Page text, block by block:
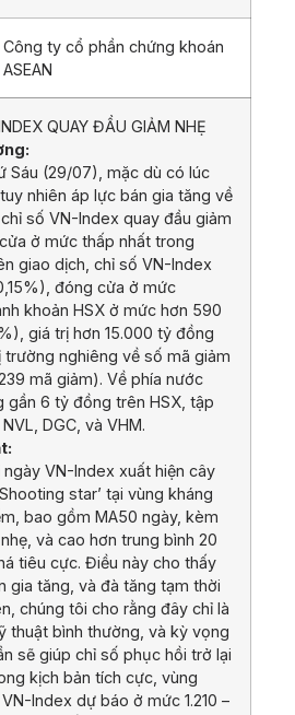
Công ty cổ phần chứng khoán
ASEAN
QUAY ĐẦU GIẢM NHẸ
Sáu (29/07), mặc dù có lúc
nhiên áp lực bán gia tăng về
số VN-Index quay đầu giảm
ở mức thấp nhất trong
giao dịch, chỉ số VN-Index
đóng cửa ở mức
khoản HSX ở mức hơn 590
giá trị hơn 15.000 tỷ đồng
nghiêng về số mã giảm
mã giảm). Về phía nước
gần 6 tỷ đồng trên HSX, tập
DGC, và VHM.
VN-Index xuất hiện cây
star’ tại vùng kháng
bao gồm MA50 ngày, kèm
và cao hơn trung bình 20
tiêu cực. Điều này cho thấy
gia tăng, và đà tăng tạm thời
chúng tôi cho rằng đây chỉ là
thuật bình thường, và kỳ vọng
sẽ giúp chỉ số phục hồi trở lại
kịch bản tích cực, vùng
Index dự báo ở mức 1.210 –